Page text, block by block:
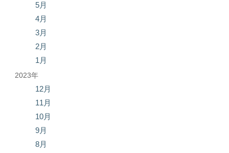
5月
4月
3月
2月
1月
2023年
12月
11月
10月
9月
8月